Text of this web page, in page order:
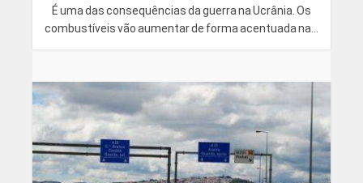
É uma das consequências da guerra na Ucrânia. Os
combustíveis vão aumentar de forma acentuada na...